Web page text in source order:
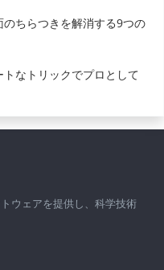
ちらつきを解消する9つの
なトリックでプロとして
ウェアを提供し、科学技術